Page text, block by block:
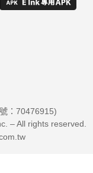
：70476915)
– All rights reserved.